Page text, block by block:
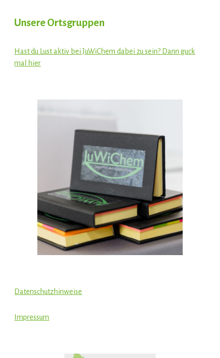
Unsere Ortsgruppen
Hast du Lust aktiv bei JuWiChem dabei zu sein? Dann guck
mal hier
Datenschutzhinweise
Impressum